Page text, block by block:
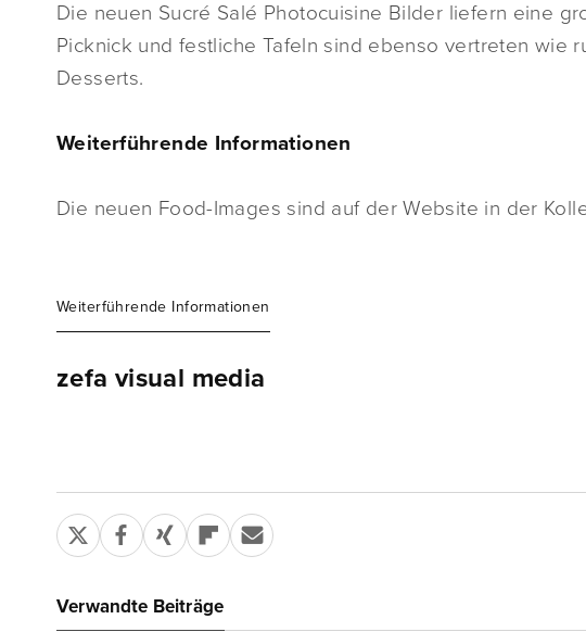
Die neuen Sucré Salé Photocuisine Bilder liefern eine
Picknick und festliche Tafeln sind ebenso vertreten wie
Desserts.
Weiterführende Informationen
Die neuen Food-Images sind auf der Website in der
Weiterführende Informationen
zefa visual media
Verwandte Beiträge